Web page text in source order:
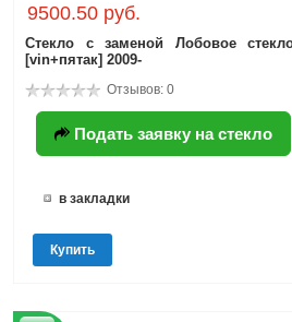
9500.50 руб.
Стекло с заменой Лобовое
[vin+пятак] 2009-
Отзывов: 0
Подать заявку на стекло
в закладки
Купить